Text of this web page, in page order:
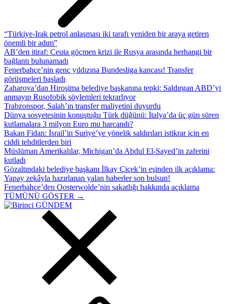
“Türkiye-Irak petrol anlaşması iki tarafı yeniden bir araya getiren
önemli bir adım”
AB’den itiraf: Ceuta göçmen krizi ile Rusya arasında herhangi bir
bağlantı bulunamadı
Fenerbahçe’nin genç yıldızına Bundesliga kancası! Transfer
görüşmeleri başladı
Zaharova’dan Hiroşima belediye başkanına tepki: Saldırgan ABD’yi
anmayıp Rusofobik söylemleri tekrarlıyor
Trabzonspor, Salah’ın transfer maliyetini duyurdu
Dünya sosyetesinin konuştuğu Türk düğünü: İtalya’da üç gün süren
kutlamalara 3 milyon Euro mu harcandı?
Bakan Fidan: İsrail’in Suriye’ye yönelik saldırıları istikrar için en
ciddi tehditlerden biri
Müslüman Amerikalılar, Michigan’da Abdul El-Sayed’in zaferini
kutladı
Gözaltındaki belediye başkanı İlkay Çiçek’in eşinden ilk açıklama:
Yapay zekâyla hazırlanan yalan haberler son bulsun!
Fenerbahçe’den Oosterwolde’nin sakatlığı hakkında açıklama
TÜMÜNÜ GÖSTER →